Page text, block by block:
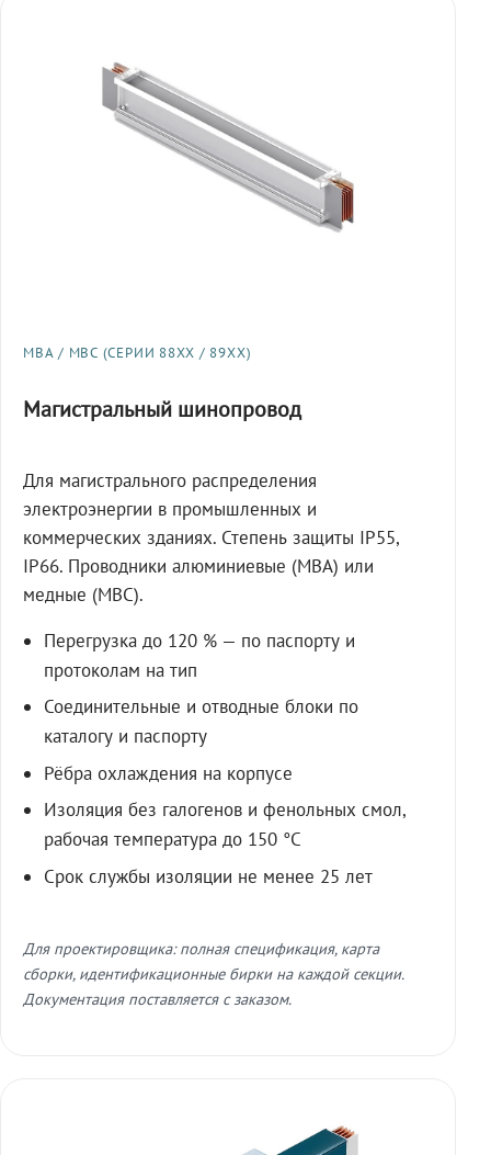
МВА / МВС (СЕРИИ 88XX / 89XX)
Магистральный шинопровод
Для магистрального распределения
электроэнергии в промышленных и
коммерческих зданиях. Степень защиты IP55,
IP66. Проводники алюминиевые (МВА) или
медные (МВС).
Перегрузка до 120 % — по паспорту и
протоколам на тип
Соединительные и отводные блоки по
каталогу и паспорту
Рёбра охлаждения на корпусе
Изоляция без галогенов и фенольных смол,
рабочая температура до 150 °C
Срок службы изоляции не менее 25 лет
Для проектировщика: полная спецификация, карта
сборки, идентификационные бирки на каждой секции.
Документация поставляется с заказом.